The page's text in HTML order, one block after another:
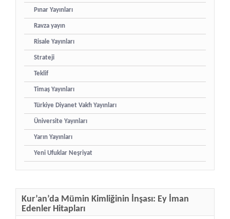
Pınar Yayınları
Ravza yayın
Risale Yayınları
Strateji
Teklif
Timaş Yayınları
Türkiye Diyanet Vakfı Yayınları
Üniversite Yayınları
Yarın Yayınları
Yeni Ufuklar Neşriyat
Kur’an’da Mümin Kimliğinin İnşası: Ey İman
Edenler Hitapları